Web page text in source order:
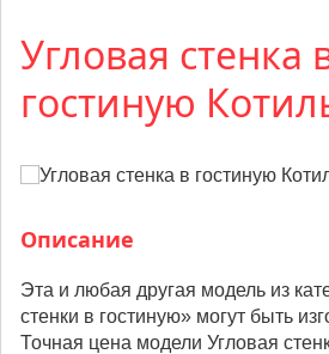
Угловая стенка
гостиную
Описание
Эта и любая другая модель из
стенки в гостиную» могут быть
Точная цена модели Угловая